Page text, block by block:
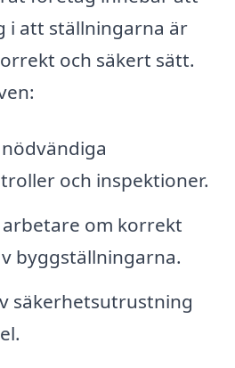
i att ställningarna är
och säkert sätt.
och inspektioner.
om korrekt
byggställningarna.
säkerhetsutrustning